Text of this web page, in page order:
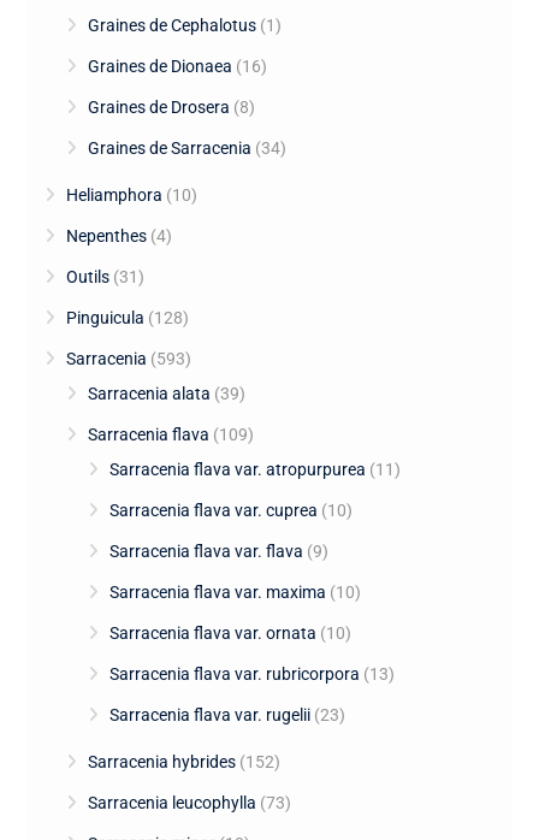
Graines de Cephalotus (1)
Graines de Dionaea (16)
Graines de Drosera (8)
Graines de Sarracenia (34)
Heliamphora (10)
Nepenthes (4)
Outils (31)
Pinguicula (128)
Sarracenia (593)
Sarracenia alata (39)
Sarracenia flava (109)
Sarracenia flava var. atropurpurea (11)
Sarracenia flava var. cuprea (10)
Sarracenia flava var. flava (9)
Sarracenia flava var. maxima (10)
Sarracenia flava var. ornata (10)
Sarracenia flava var. rubricorpora (13)
Sarracenia flava var. rugelii (23)
Sarracenia hybrides (152)
Sarracenia leucophylla (73)